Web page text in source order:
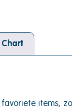
items,